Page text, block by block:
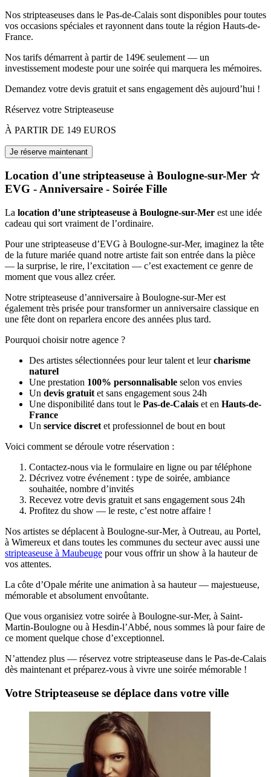
Nos stripteaseuses dans le Pas-de-Calais sont disponibles pour toutes
vos occasions spéciales et rayonnent dans toute la région Hauts-de-
France.
Nos tarifs démarrent à partir de 149€ seulement — un
investissement modeste pour une soirée qui marquera les mémoires.
Demandez votre devis gratuit et sans engagement dès aujourd’hui !
Réservez votre Stripteaseuse
À PARTIR DE 149 EUROS
Location d'une stripteaseuse à Boulogne-sur-Mer ☆
EVG - Anniversaire - Soirée Fille
La location d’une stripteaseuse à Boulogne-sur-Mer est une idée
cadeau qui sort vraiment de l’ordinaire.
Pour une stripteaseuse d’EVG à Boulogne-sur-Mer, imaginez la tête
de la future mariée quand notre artiste fait son entrée dans la pièce
— la surprise, le rire, l’excitation — c’est exactement ce genre de
moment que vous allez créer.
Notre stripteaseuse d’anniversaire à Boulogne-sur-Mer est
également très prisée pour transformer un anniversaire classique en
une fête dont on reparlera encore des années plus tard.
Pourquoi choisir notre agence ?
Des artistes sélectionnées pour leur talent et leurcharisme
naturel
Une prestation 100% personnalisable selon vos envies
Un devis gratuit et sans engagement sous 24h
Une disponibilité dans tout le Pas-de-Calais et en Hauts-de-
France
Un service discret et professionnel de bout en bout
Voici comment se déroule votre réservation :
Contactez-nous via le formulaire en ligne ou par téléphone
Décrivez votre événement : type de soirée, ambiance
souhaitée, nombre d’invités
Recevez votre devis gratuit et sans engagement sous 24h
Profitez du show — le reste, c’est notre affaire !
Nos artistes se déplacent à Boulogne-sur-Mer, à Outreau, au Portel,
à Wimereux et dans toutes les communes du secteur avec aussi une
stripteaseuse à Maubeuge pour vous offrir un show à la hauteur de
vos attentes.
La côte d’Opale mérite une animation à sa hauteur — majestueuse,
mémorable et absolument envoûtante.
Que vous organisiez votre soirée à Boulogne-sur-Mer, à Saint-
Martin-Boulogne ou à Hesdin-l’Abbé, nous sommes là pour faire de
ce moment quelque chose d’exceptionnel.
N’attendez plus — réservez votre stripteaseuse dans le Pas-de-Calais
dès maintenant et préparez-vous à vivre une soirée mémorable !
Votre Stripteaseuse se déplace dans votre ville